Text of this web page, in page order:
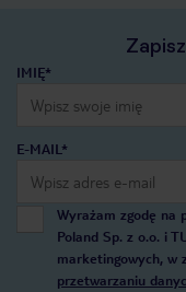
IMIĘ*
E-MAIL*
Wyrażam zgodę na
Poland Sp. z o.o. i
marketingowych, w
przetwarzaniu